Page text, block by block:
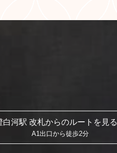
白河駅 改札からのルートを見る
A1出口から徒歩2分